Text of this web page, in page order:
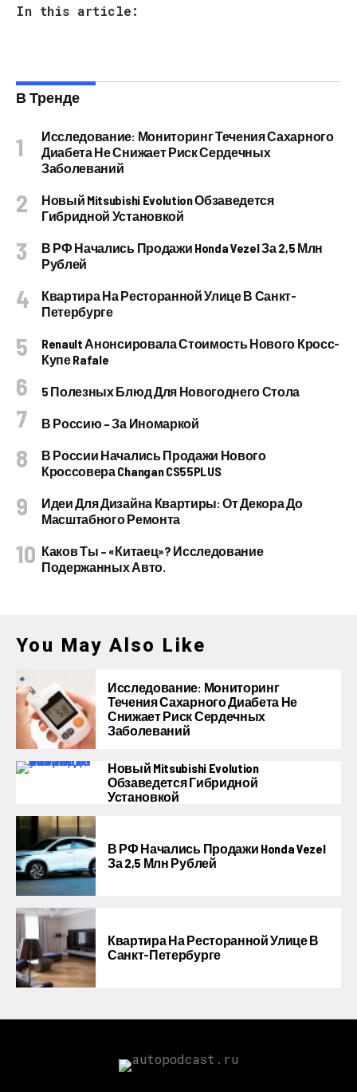
In this article:
В Тренде
Исследование: Мониторинг Течения Сахарного
Диабета Не Снижает Риск Сердечных
Заболеваний
Новый Mitsubishi Evolution Обзаведется
Гибридной Установкой
В РФ Начались Продажи Honda Vezel За 2,5 Млн
Рублей
Квартира На Ресторанной Улице В Санкт-
Петербурге
Renault Анонсировала Стоимость Нового Кросс-
Купе Rafale
5 Полезных Блюд Для Новогоднего Стола
В Россию – За Иномаркой
В России Начались Продажи Нового
Кроссовера Changan CS55PLUS
Идеи Для Дизайна Квартиры: От Декора До
Масштабного Ремонта
Каков Ты – «китаец»? Исследование
Подержанных Авто.
You May Also Like
Исследование: Мониторинг
Течения Сахарного Диабета Не
Снижает Риск Сердечных
Заболеваний
Новый Mitsubishi Evolution
Обзаведется Гибридной
Установкой
В РФ Начались Продажи Honda Vezel
За 2,5 Млн Рублей
Квартира На Ресторанной Улице В
Санкт-Петербурге